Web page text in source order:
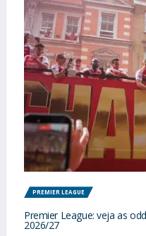
PREMIER LEAGUE
Premier League: veja as
2026/27